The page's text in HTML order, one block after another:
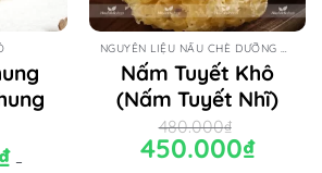
₫ –
NGUYÊN LIỆU NẤU CHÈ DƯỠNG NHAN
Nấm Tuyết Khô
(Nấm Tuyết Nhĩ)
480.000₫
Giá
gốc
450.000₫Giá
hiện